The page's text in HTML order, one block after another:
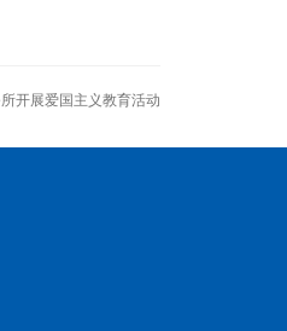
开展爱国主义教育活动